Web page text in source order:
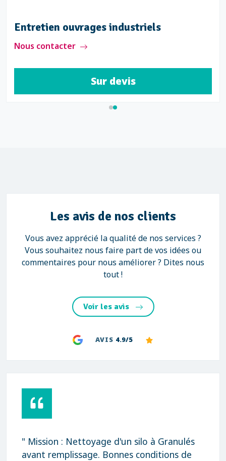
Entretien ouvrages industriels
Nous contacter
Sur devis
Les avis de nos clients
Vous avez apprécié la qualité de nos services ?
Vous souhaitez nous faire part de vos idées ou
commentaires pour nous améliorer ? Dites nous
tout !
Voir les avis
AVIS 4.9/5
" Mission : Nettoyage d'un silo à Granulés
avant remplissage. Bonnes conditions de